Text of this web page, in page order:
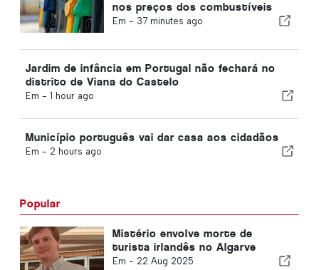
nos preços dos combustíveis
Em - 37 minutes ago
Jardim de infância em Portugal não fechará no
distrito de Viana do Castelo
Em - 1 hour ago
Município português vai dar casa aos cidadãos
Em - 2 hours ago
Popular
Mistério envolve morte de
turista irlandês no Algarve
Em - 22 Aug 2025